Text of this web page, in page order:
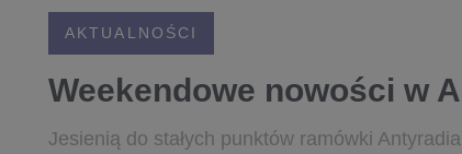
AKTUALNOŚCI
Weekendowe nowości w
Jesienią do stałych punktów ramówki